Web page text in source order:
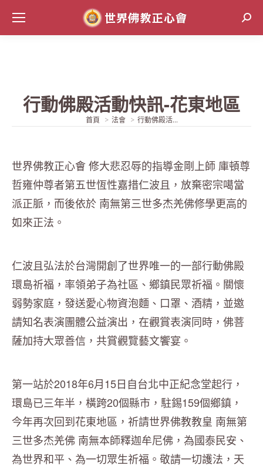
行動佛殿活動快訊-花東地區
當前位置:
首頁 法會 行動佛殿活...
世界佛教正心會 修大悲忍辱的指導金剛上師 庫頓尊
哲雍仲尊者第五世恆性嘉措仁波且，放棄密宗噶當
派正脈，而後依於 南無第三世多杰羌佛修學更高的
如來正法。
仁波且弘法於台灣開創了世界唯一的一部行動佛殿
環島祈福，率領弟子為社區、鄉鎮民眾祈福。關懷
弱勢家庭，發送愛心物資泡麵、口罩、酒精，並邀
請知名表演團體公益演出，在觀賞表演同時，佛菩
薩加持大眾善信，共賞觀覽藝文饗宴。
第一站於2018年6月15日自台北中正紀念堂起行，
環島已三年半，橫跨20個縣市，駐錫159個鄉鎮，
今年再次回到花東地區，祈請世界佛教教皇 南無第
三世多杰羌佛 南無本師釋迦牟尼佛，為國泰民安、
為世界和平、為一切眾生祈福。敬請一切護法，天